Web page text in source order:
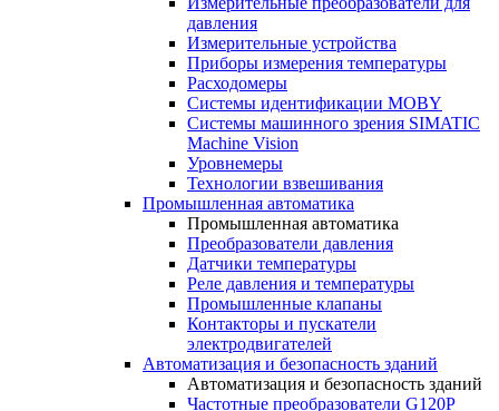
давления
Измерительные устройства
Приборы измерения температуры
Расходомеры
Системы идентификации MOBY
Системы машинного зрения SIMATIC
Machine Vision
Уровнемеры
Технологии взвешивания
Промышленная автоматика
Промышленная автоматика
Преобразователи давления
Датчики температуры
Реле давления и температуры
Промышленные клапаны
Контакторы и пускатели
электродвигателей
Автоматизация и безопасность зданий
Автоматизация и безопасность зданий
Частотные преобразователи G120P